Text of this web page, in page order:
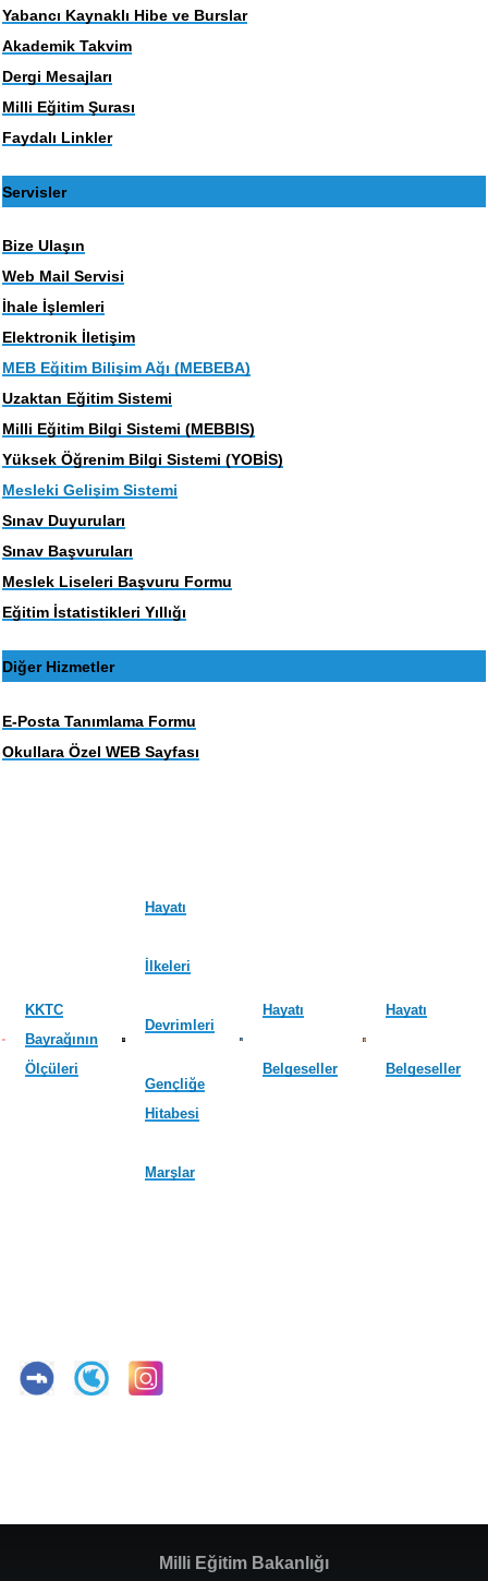
Yabancı Kaynaklı Hibe ve Burslar
Akademik Takvim
Dergi Mesajları
Milli Eğitim Şurası
Faydalı Linkler
Servisler
Bize Ulaşın
Web Mail Servisi
İhale İşlemleri
Elektronik İletişim
MEB Eğitim Bilişim Ağı (MEBEBA)
Uzaktan Eğitim Sistemi
Milli Eğitim Bilgi Sistemi (MEBBIS)
Yüksek Öğrenim Bilgi Sistemi (YOBİS)
Mesleki Gelişim Sistemi
Sınav Duyuruları
Sınav Başvuruları
Meslek Liseleri Başvuru Formu
Eğitim İstatistikleri Yıllığı
Diğer Hizmetler
E-Posta Tanımlama Formu
Okullara Özel WEB Sayfası
KKTC
Bayrağının
Ölçüleri
Hayatı
İlkeleri
Devrimleri
Gençliğe
Hitabesi
Marşlar
Hayatı
Belgeseller
Hayatı
Belgeseller
Milli Eğitim Bakanlığı